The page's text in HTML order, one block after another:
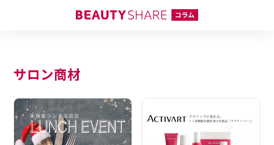
サロン商材